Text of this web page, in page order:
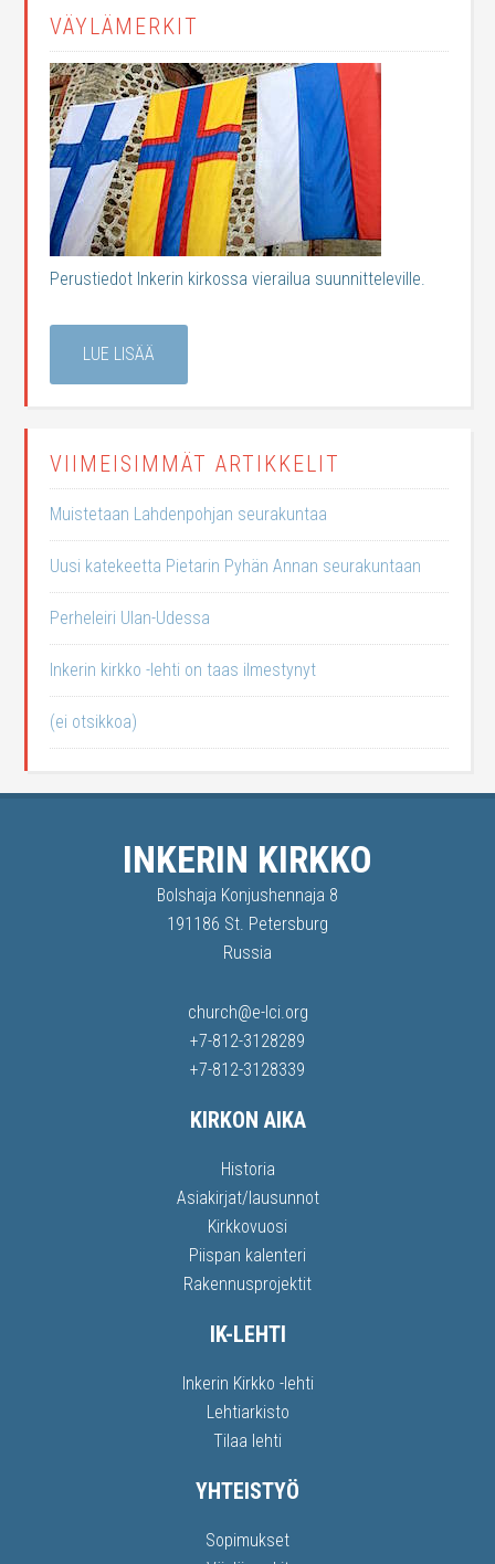
VÄYLÄMERKIT
Perustiedot Inkerin kirkossa vierailua suunnitteleville.
LUE LISÄÄ
VIIMEISIMMÄT ARTIKKELIT
Muistetaan Lahdenpohjan seurakuntaa
Uusi katekeetta Pietarin Pyhän Annan seurakuntaan
Perheleiri Ulan-Udessa
Inkerin kirkko -lehti on taas ilmestynyt
(ei otsikkoa)
INKERIN KIRKKO
Bolshaja Konjushennaja 8
191186 St. Petersburg
Russia
church@e-lci.org
+7-812-3128289
+7-812-3128339
KIRKON AIKA
Historia
Asiakirjat/lausunnot
Kirkkovuosi
Piispan kalenteri
Rakennusprojektit
IK-LEHTI
Inkerin Kirkko -lehti
Lehtiarkisto
Tilaa lehti
YHTEISTYÖ
Sopimukset